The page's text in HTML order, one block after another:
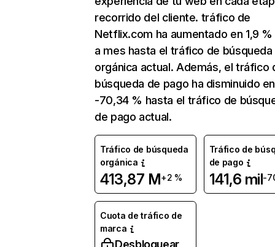
recorrido del cliente. tráfico de
Netflix.com ha aumentado en 1,9
a mes hasta el tráfico de búsqueda
orgánica actual. Además, el tráfico
búsqueda de pago ha disminuido en
-70,34 % hasta el tráfico de
de pago actual.
Tráfico de búsqueda
orgánica
413,87 M+2 %
Tráfico de
de pago
141,6 mil-
Cuota de tráfico de
marca
Desbloquear